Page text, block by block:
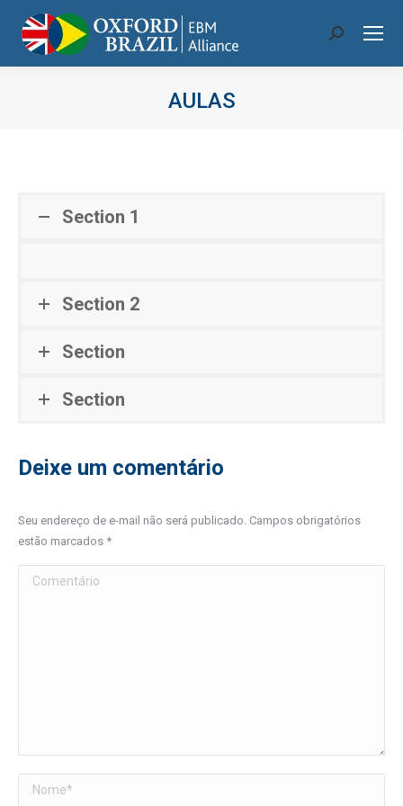
Search:
AULAS
Section 1
Section 2
Section
Section
Deixe um comentário
Seu endereço de e-mail não será publicado. Campos obrigatórios
estão marcados *
Comentário
Nome *